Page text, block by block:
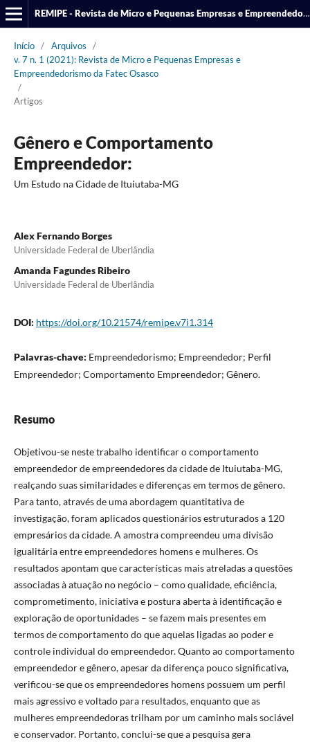
REMIPE - Revista de Micro e Pequenas Empresas e Empreendedorismo da Fatec Osasco
Início / Arquivos
/
v. 7 n. 1 (2021): Revista de Micro e Pequenas Empresas e
Empreendedorismo da Fatec Osasco
/
Artigos
Gênero e Comportamento
Empreendedor:
Um Estudo na Cidade de Ituiutaba-MG
Alex Fernando Borges
Universidade Federal de Uberlândia
Amanda Fagundes Ribeiro
Universidade Federal de Uberlândia
DOI: https://doi.org/10.21574/remipe.v7i1.314
Palavras-chave: Empreendedorismo; Empreendedor; Perfil
Empreendedor; Comportamento Empreendedor; Gênero.
Resumo
Objetivou-se neste trabalho identificar o comportamento
empreendedor de empreendedores da cidade de Ituiutaba-MG,
realçando suas similaridades e diferenças em termos de gênero.
Para tanto, através de uma abordagem quantitativa de
investigação, foram aplicados questionários estruturados a 120
empresários da cidade. A amostra compreendeu uma divisão
igualitária entre empreendedores homens e mulheres. Os
resultados apontam que características mais atreladas a questões
associadas à atuação no negócio – como qualidade, eficiência,
comprometimento, iniciativa e postura aberta à identificação e
exploração de oportunidades – se fazem mais presentes em
termos de comportamento do que aquelas ligadas ao poder e
controle individual do empreendedor. Quanto ao comportamento
empreendedor e gênero, apesar da diferença pouco significativa,
verificou-se que os empreendedores homens possuem um perfil
mais agressivo e voltado para resultados, enquanto que as
mulheres empreendedoras trilham por um caminho mais sociável
e conservador. Portanto, conclui-se que a pesquisa gera